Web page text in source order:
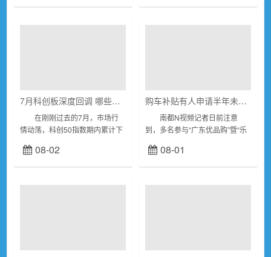
在7月27日至8月2日...
判：高景气方向仍是配置核
7月科创板深度回调 哪些个股成为避风港？
在刚刚过去的7月，市场行
情动荡，科创50指数期内累计下
内上市的新股后，610家科创板
公司中有97只个股于当月逆市上
08-02
购车补贴有人申请半年未到账？东莞商务局回应
南都N视频记者日前注意
到，多名参与“广东优品购”暨“乐
在网络上反映称，其购车补贴申
请在平台上已显示“政府终审通
08-01